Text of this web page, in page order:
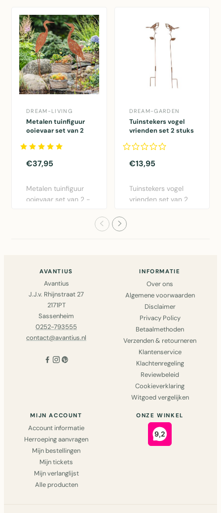
DREAM-LIVING
Metalen tuinfiguur
ooievaar set van 2
€37,95
Metalen tuinfiguur
ooievaar set van 2 -
DREAM-GARDEN
Tuinstekers vogel
vrienden set 2 stuks
€13,95
Tuinstekers vogel
vrienden set van 2
AVANTIUS
Avantius
J.J.v. Rhijnstraat 27
2171PT
Sassenheim
0252-793555
contact@avantius.nl
INFORMATIE
Over ons
Algemene voorwaarden
Disclaimer
Privacy Policy
Betaalmethoden
Verzenden & retourneren
Klantenservice
Klachtenregeling
Reviewbeleid
Cookieverklaring
Witgoed vergelijken
MIJN ACCOUNT
Account informatie
Herroeping aanvragen
Mijn bestellingen
Mijn tickets
Mijn verlanglijst
Alle producten
ONZE WINKEL